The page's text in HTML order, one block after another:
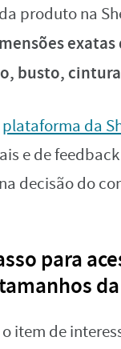
produto na
exatas
busto,
plataforma da
e de
decisão do
para
item de